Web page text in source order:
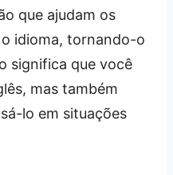
que ajudam os
idioma, tornando-o
significa que você
mas também
lo em situações